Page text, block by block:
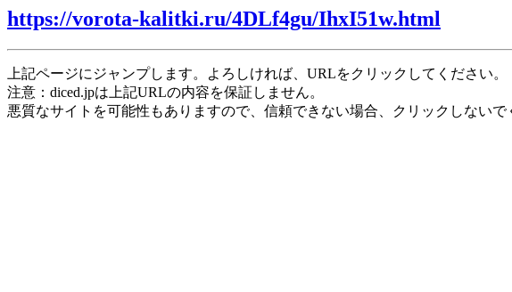
https://vorota-kalitki.ru/4DLf4gu/IhxI51w.html
上記ページにジャンプします。よろしければ、URLをクリックしてください。
注意：diced.jpは上記URLの内容を保証しません。
悪質なサイトを可能性もありますので、信頼できない場合、クリックしないで